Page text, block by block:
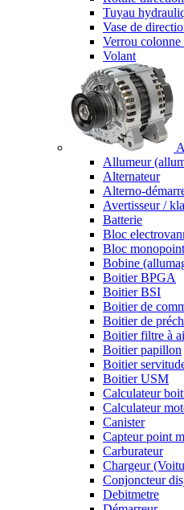
Tuyau
Vase de
Verrou colonne
Volant
Allumeur
Alternateur
Alterno-
Avertisseur /
Batterie
Bloc
Bloc monopoint
Bobine
Boitier BPGA
Boitier BSI
Boitier de
Boitier de
Boitier filtre à
Boitier papillon
Boitier
Boitier USM
Calculateur
Calculateur
Canister
Capteur point
Carburateur
Chargeur
Conjoncteur
Debitmetre